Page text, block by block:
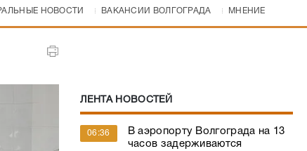
НОВОСТИ ВАКАНСИИ ВОЛГОГРАДА МНЕНИЕ
ЛЕНТА НОВОСТЕЙ
06:36
В аэропорту Волгограда на 13
часов задерживаются